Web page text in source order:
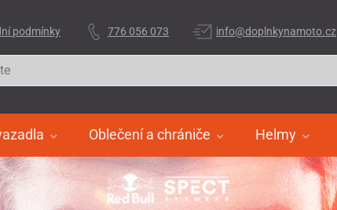
Oblečení a chrániče Helmy
podmínky 776 056 073 info@doplnkynamoto.cz